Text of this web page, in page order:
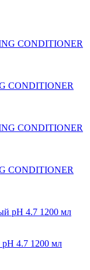
CONDITIONER
CONDITIONER
4.7 1200 мл